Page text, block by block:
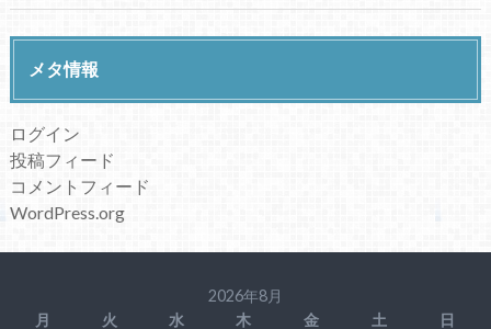
メタ情報
ログイン
投稿フィード
コメントフィード
WordPress.org
2026年8月
月
火 水 木 金 土 日